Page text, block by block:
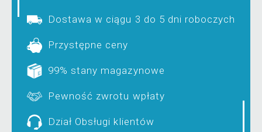
Dostawa w ciągu 3 do 5 dni roboczych
Przystępne ceny
99% stany magazynowe
Pewność zwrotu wpłaty
Dział Obsługi klientów